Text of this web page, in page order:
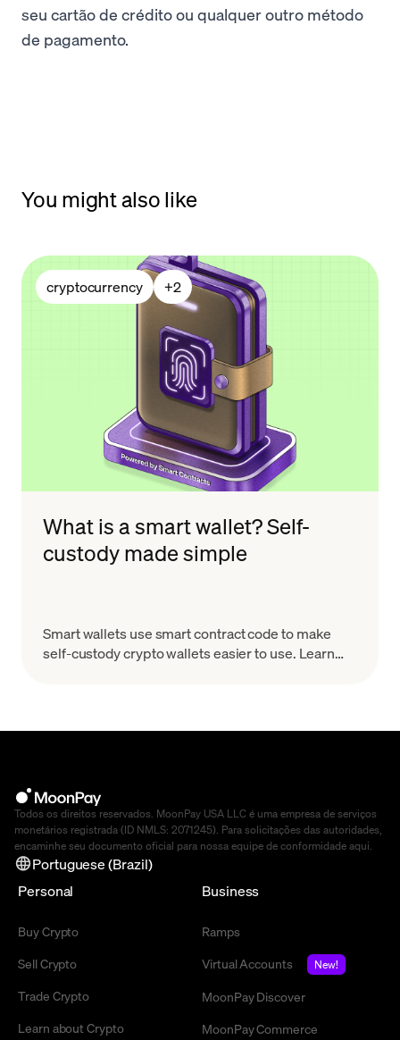
seu cartão de crédito ou qualquer outro método
de pagamento.
You might also like
cryptocurrency +2
What is a smart wallet? Self-
custody made simple
Smart wallets use smart contract code to make
self-custody crypto wallets easier to use. Learn
Todos os direitos reservados. MoonPay USA LLC é uma empresa de serviços
monetários registrada (ID NMLS: 2071245). Para solicitações das autoridades,
encaminhe seu documento oficial para nossa equipe de conformidade aqui
Portuguese (Brazil)
Personal
Buy Crypto
Sell Crypto
Trade Crypto
Learn about Crypto
Business
Ramps
Virtual Accounts
New!
MoonPay Discover
MoonPay Commerce